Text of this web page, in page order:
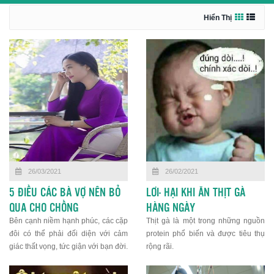
Hiển Thị
26/03/2021
5 ĐIỀU CÁC BÀ VỢ NÊN BỎ
QUA CHO CHỒNG
Bên cạnh niềm hạnh phúc, các cặp
đôi có thể phải đối diện với cảm
giác thất vọng, tức giận với bạn đời.
nên được bỏ qua.
26/02/2021
LƠI- HẠI KHI ĂN THỊT GÀ
HÀNG NGÀY
Thịt gà là một trong những nguồn
protein phổ biến và được tiêu thụ
rộng rãi.